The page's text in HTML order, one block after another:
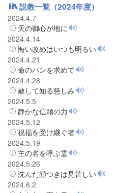
説教一覧（2024年度）
2024.4.7
天の御心が地に
2024.4.14
悔い改めはいつも明るい
2024.4.21
命のパンを求めて
2024.4.28
赦して知る慈しみ
2024.5.5
静かな信頼の力
2024.5.12
祝福を受け継ぐ者
2024.5.19
主の名を呼ぶ霊
2024.5.26
沈んだ顔つきは見苦しい
2024.6.2